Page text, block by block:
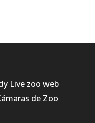
Live zoo web
de Zoo